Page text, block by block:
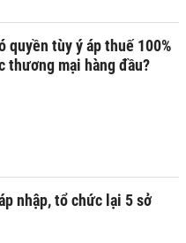
quyền tùy ý áp thuế 100%
thương mại hàng đầu?
nhập, tổ chức lại 5 sở